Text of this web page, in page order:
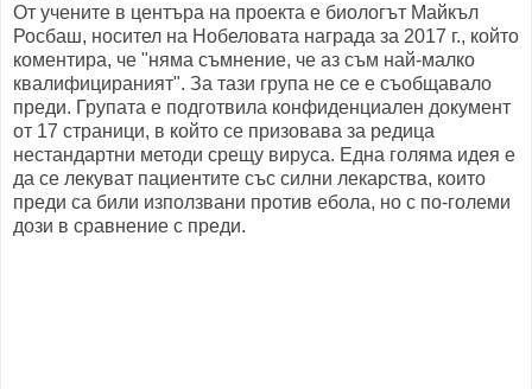
От учените в центъра на проекта е биологът Майкъл
Росбаш, носител на Нобеловата награда за 2017 г., който
коментира, че "няма съмнение, че аз съм най-малко
квалифицираният". За тази група не се е съобщавало
преди. Групата е подготвила конфиденциален документ
от 17 страници, в който се призовава за редица
нестандартни методи срещу вируса. Една голяма идея е
да се лекуват пациентите със силни лекарства, които
преди са били използвани против ебола, но с по-големи
дози в сравнение с преди.